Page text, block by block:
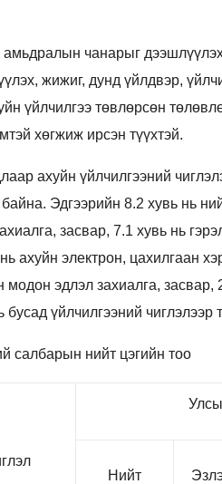
чанарыг
жижиг, дунд үйлдвэр,
үйлчилгээ төвлөрсөн
хөгжиж ирсэн түүхтэй.
ахуйн үйлчилгээний
Эдгээрийн 8.2 хувь нь
засвар, 7.1 хувь нь
ахуйн электрон, цахилгаан
модон эдлэл захиалга, засвар,
бусад үйлчилгээний
салбарын нийт цэгийн тоо
Нийт